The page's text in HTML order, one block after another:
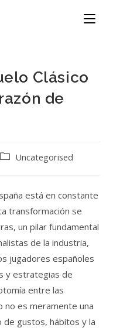
Clásico
de
Uncategorised
está en constante
transformación se
un pilar fundamental
de la industria,
jugadores españoles
y estrategias de
entre las
no es meramente una
de gustos, hábitos y la